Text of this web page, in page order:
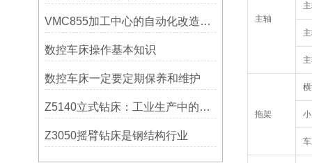
VMC855加工中心的自动化改造与智能化应用说明
数控车床操作基本知识
数控车床一定要定期保养和维护
Z5140立式钻床：工业生产中的得力助手
Z3050摇臂钻床是钢结构行业
主轴
拖架